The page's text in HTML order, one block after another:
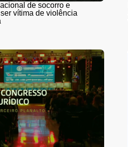
de socorro e
vítima de violência